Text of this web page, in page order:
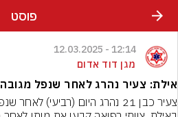
פוסט
12:14 - 12.03.2025
מגן דוד אדום
אילת: צעיר נהרג לאחר שנפל מגובה